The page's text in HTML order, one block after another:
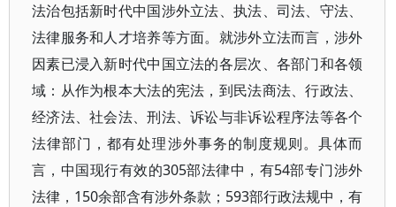
法治包括新时代中国涉外立法、执法、司法、守法、
法律服务和人才培养等方面。就涉外立法而言，涉外
因素已浸入新时代中国立法的各层次、各部门和各领
域：从作为根本大法的宪法，到民法商法、行政法、
经济法、社会法、刑法、诉讼与非诉讼程序法等各个
法律部门，都有处理涉外事务的制度规则。具体而
言，中国现行有效的305部法律中，有54部专门涉外
法律，150余部含有涉外条款；593部行政法规中，有